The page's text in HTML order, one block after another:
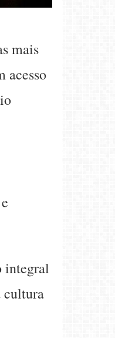
mais
acesso
integral
cultura